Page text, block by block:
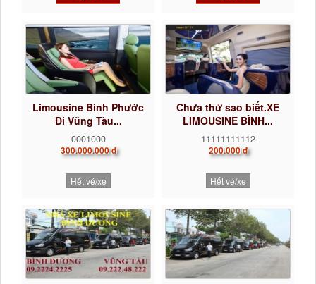
Limousine Bình Phước
Đi Vũng Tàu...
0001000
300.000.000 đ
Hết vé/xe
Chưa thử sao biết.XE
LIMOUSINE BÌNH...
11111111112
200.000 đ
Hết vé/xe